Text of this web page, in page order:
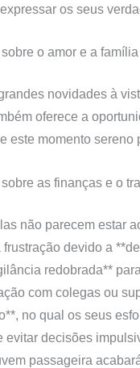
os seus
o amor e a família
novidades à
oferece a
este momento
as finanças e o
não parecem estar
frustração devido a
redobrada**
com colegas ou
no qual os seus
evitar decisões
passageira